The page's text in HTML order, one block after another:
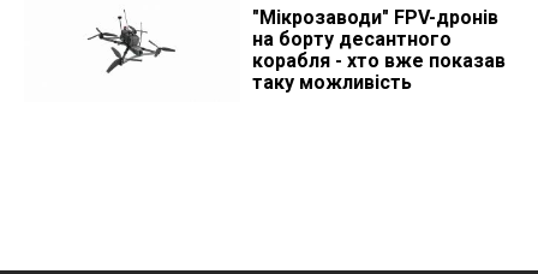
"Мікрозаводи" FPV-дронів
на борту десантного
корабля - хто вже показав
таку можливість